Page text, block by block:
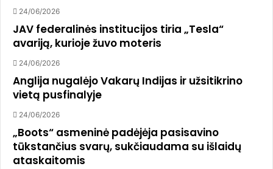
24/06/2026
JAV federalinės institucijos tiria „Tesla“
avariją, kurioje žuvo moteris
24/06/2026
Anglija nugalėjo Vakarų Indijas ir užsitikrino
vietą pusfinalyje
24/06/2026
„Boots“ asmeninė padėjėja pasisavino
tūkstančius svarų, sukčiaudama su išlaidų
ataskaitomis